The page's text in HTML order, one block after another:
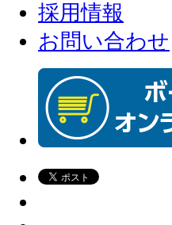
採用情報
お問い合わせ